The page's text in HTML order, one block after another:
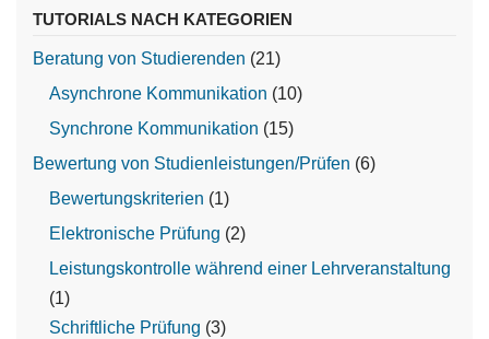
TUTORIALS NACH KATEGORIEN
Beratung von Studierenden (21)
Asynchrone Kommunikation (10)
Synchrone Kommunikation (15)
Bewertung von Studienleistungen/Prüfen (6)
Bewertungskriterien (1)
Elektronische Prüfung (2)
Leistungskontrolle während einer Lehrveranstaltung
(1)
Schriftliche Prüfung (3)